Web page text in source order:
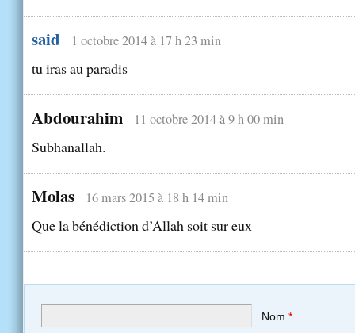
said 1 octobre 2014 à 17 h 23 min
tu iras au paradis
Abdourahim 11 octobre 2014 à 9 h 00 min
Subhanallah.
Molas 16 mars 2015 à 18 h 14 min
Que la bénédiction d’Allah soit sur eux
Nom*